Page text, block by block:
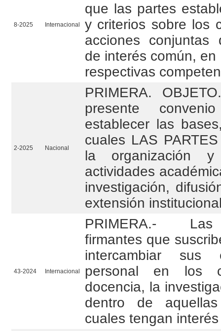
8-2025 Internacional
que las partes
y criterios sobre los
acciones conjuntas
de interés común,
respectivas
2-2025 Nacional
PRIMERA.
presente
establecer las
cuales LAS
la organización
actividades
investigación,
extensión
43-2024 Internacional
PRIMERA.-
firmantes que
intercambiar sus
personal en los
docencia, la
dentro de
cuales tengan